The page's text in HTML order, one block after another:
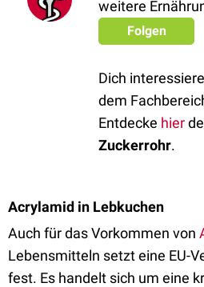
weitere
Folgen
Dich
dem
Entdecke hier
Zuckerrohr.
Acrylamid in Lebkuchen
Auch für das Vorkommen von
Lebensmitteln setzt eine EU-
fest. Es handelt sich um eine